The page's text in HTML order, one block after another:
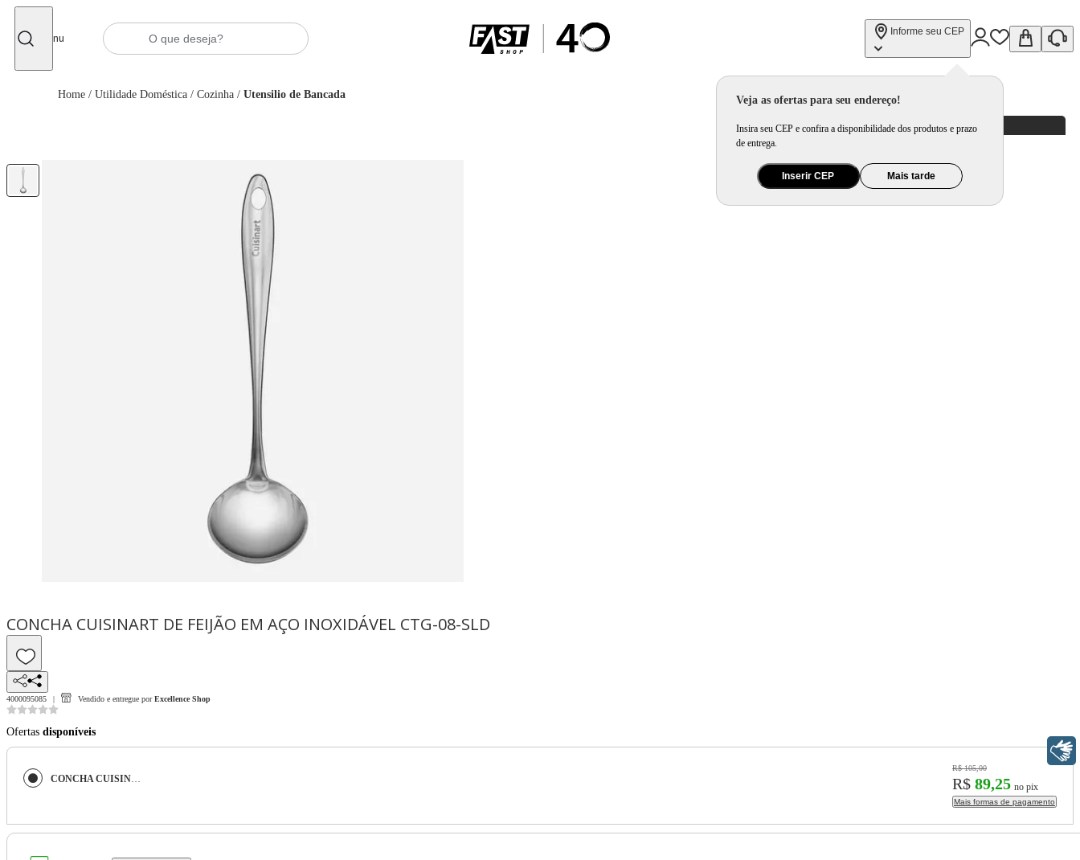
Menu
Informe seu CEP
Veja as ofertas para seu endereço!
Insira seu CEP e confira a disponibilidade dos produtos e prazo
de entrega.
Inserir CEP Mais tarde
Home / Utilidade Doméstica / Cozinha / Utensilio de Bancada
CONCHA CUISINART DE FEIJÃO EM AÇO INOXIDÁVEL CTG-08-SLD
4000095085 Vendido e entregue por Excellence Shop
Ofertas disponíveis
CONCHA CUISINART DE FEIJÃO EM AÇO INOXIDÁVEL CTG-08-SLD
R$ 105,00
R$ 89,25 no pix
Mais formas de pagamento
Libras